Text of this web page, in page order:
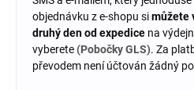
objednávku z e-shopu simůžete
druhý den od expedice na
vyberete (Pobočky GLS). Za
převodem není účtován žádný